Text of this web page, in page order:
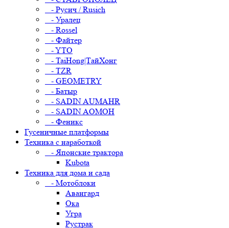
- Русич / Rusich
- Уралец
- Rossel
- Файтер
- YTO
- TaiHong|ТайХонг
- TZR
- GEOMETRY
- Батыр
- SADIN AUMAHR
- SADIN AOMOH
- Феникс
Гусеничные платформы
Техника с наработкой
- Японские трактора
Kubota
Техника для дома и сада
- Мотоблоки
Авангард
Ока
Угра
Рустрак